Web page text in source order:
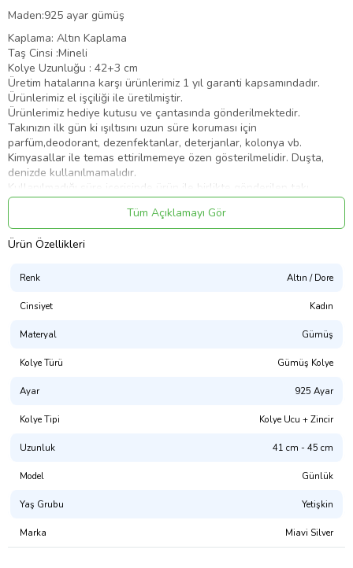
Maden:925 ayar gümüş
Kaplama: Altın Kaplama
Taş Cinsi :Mineli
Kolye Uzunluğu : 42+3 cm
Üretim hatalarına karşı ürünlerimiz 1 yıl garanti kapsamındadır.
Ürünlerimiz el işçiliği ile üretilmiştir.
Ürünlerimiz hediye kutusu ve çantasında gönderilmektedir.
Takınızın ilk gün ki ışıltısını uzun süre koruması için
parfüm,deodorant, dezenfektanlar, deterjanlar, kolonya vb.
Kimyasallar ile temas ettirilmemeye özen gösterilmelidir. Duşta,
denizde kullanılmamalıdır.
Kullanılmadığı süre içerisinde ürün ile birlikte gönderilen takı
kutusunda muhafaza edilmelidir..
Görselde ki ürün fotoğraf çekimi firmamıza aittir ve birebir
gördüğünüz ürün gelmektedir.
Güzel Günlerde Kullanmanız Dileğiyle.
Tüm Açıklamayı Gör
Ürün Özellikleri
Renk Altın / Dore
Cinsiyet Kadın
Materyal Gümüş
Kolye Türü Gümüş Kolye
Ayar 925 Ayar
Kolye Tipi Kolye Ucu + Zincir
Uzunluk 41 cm - 45 cm
Model Günlük
Yaş Grubu Yetişkin
Marka Miavi Silver